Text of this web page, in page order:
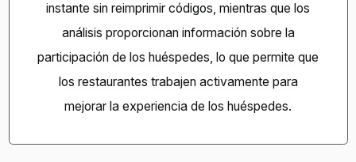
instante sin reimprimir códigos, mientras que los
análisis proporcionan información sobre la
participación de los huéspedes, lo que permite que
los restaurantes trabajen activamente para
mejorar la experiencia de los huéspedes.